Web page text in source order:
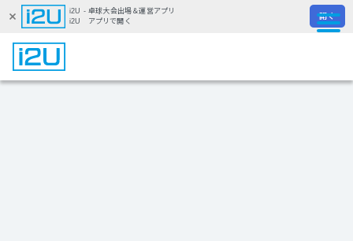
i2U - 卓球大会出場＆運営アプリ
i2U アプリで開く
開く